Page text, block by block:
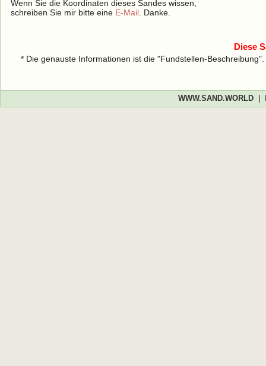
Wenn Sie die Koordinaten dieses Sandes wissen,
schreiben Sie mir bitte eine E-Mail . Danke.
Diese
* Die genauste Informationen ist die "Fundstellen-
WWW.SAND.WORLD|